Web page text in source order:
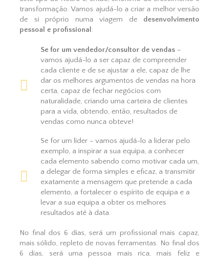
transformação. Vamos ajudá-lo a criar a melhor versão
de si próprio numa viagem de desenvolvimento
pessoal e profissional :
Se for um vendedor/consultor de vendas –
vamos ajudá-lo a ser capaz de compreender
cada cliente e de se ajustar a ele, capaz de lhe
dar os melhores argumentos de vendas na hora
certa, capaz de fechar negócios com
naturalidade, criando uma carteira de clientes
para a vida, obtendo, então, resultados de
vendas como nunca obteve!
Se for um líder – vamos ajudá-lo a liderar pelo
exemplo, a inspirar a sua equipa, a conhecer
cada elemento sabendo como motivar cada um,
a delegar de forma simples e eficaz, a transmitir
exatamente a mensagem que pretende a cada
elemento, a fortalecer o espírito de equipa e a
levar a sua equipa a obter os melhores
resultados até à data.​
No final dos 6 dias, será um profissional mais capaz,
mais sólido, repleto de novas ferramentas. No final dos
6 dias, será uma pessoa mais rica, mais feliz e